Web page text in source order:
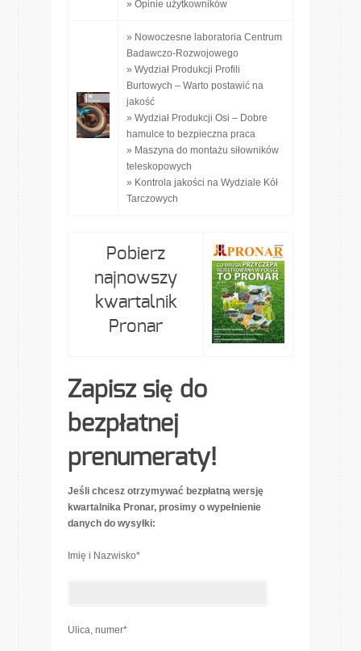
» Opinie użytkowników
» Nowoczesne laboratoria Centrum
Badawczo-Rozwojowego
» Wydział Produkcji Profili
Burtowych – Warto postawić na
jakość
» Wydział Produkcji Osi – Dobre
hamulce to bezpieczna praca
» Maszyna do montażu siłowników
teleskopowych
» Kontrola jakości na Wydziale Kół
Tarczowych
Pobierz
najnowszy
kwartalnik
Pronar
Zapisz się do
bezpłatnej
prenumeraty!
Jeśli chcesz otrzymywać bezpłatną wersję
kwartalnika Pronar, prosimy o wypełnienie
danych do wysyłki:
Imię i Nazwisko*
Ulica, numer*